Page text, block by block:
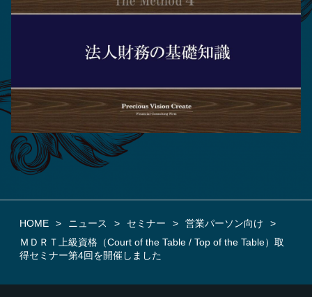
HOME ニュース セミナー
営業パーソン向け
ＭＤＲＴ上級資格（Court of the Table / Top of the Table）取
得セミナー第4回を開催しました